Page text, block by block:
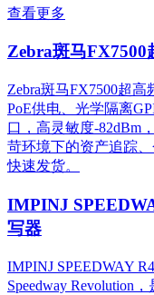
查看更多
Zebra斑马
Zebra斑马FX7500超
PoE供电、光学隔离
口，高灵敏度-82dBm
苛环境下的资产追踪
快速发货。
IMPINJ
写器
IMPINJ SPEEDWAY
Speedway Revolution